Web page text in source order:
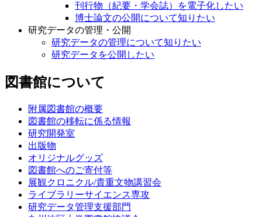
刊行物（紀要・学会誌）を電子化したい
博士論文の公開について知りたい
研究データの管理・公開
研究データの管理について知りたい
研究データを公開したい
図書館について
附属図書館の概要
図書館の移転に係る情報
研究開発室
出版物
オリジナルグッズ
図書館へのご寄付等
展観クロニクル/貴重文物講習会
ライブラリーサイエンス専攻
研究データ管理支援部門